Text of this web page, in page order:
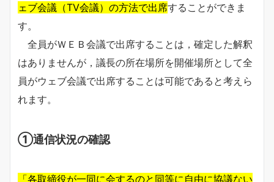
ェブ会議（TV会議）の方法で出席することができま
す。
全員がＷＥＢ会議で出席することは，確定した解釈
はありませんが，議長の所在場所を開催場所として全
員がウェブ会議で出席することは可能であると考えら
れます。
①通信状況の確認
「各取締役が一同に会するのと同等に自由に協議ない